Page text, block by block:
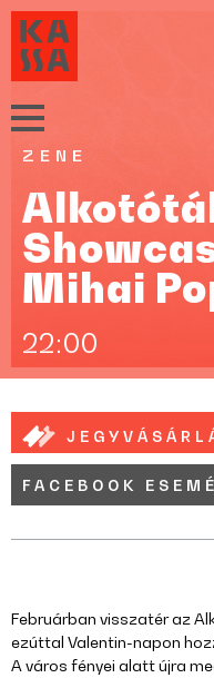
ZENE
Mihai
22:00
FACEBOOK
Februárban visszatér az
ezúttal Valentin-napon
A város fényei alatt újra